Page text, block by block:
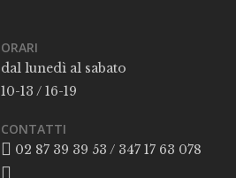
ORARI
dal lunedì al sabato
10-13 / 16-19
CONTATTI
02 87 39 39 53 / 347 17 63 078